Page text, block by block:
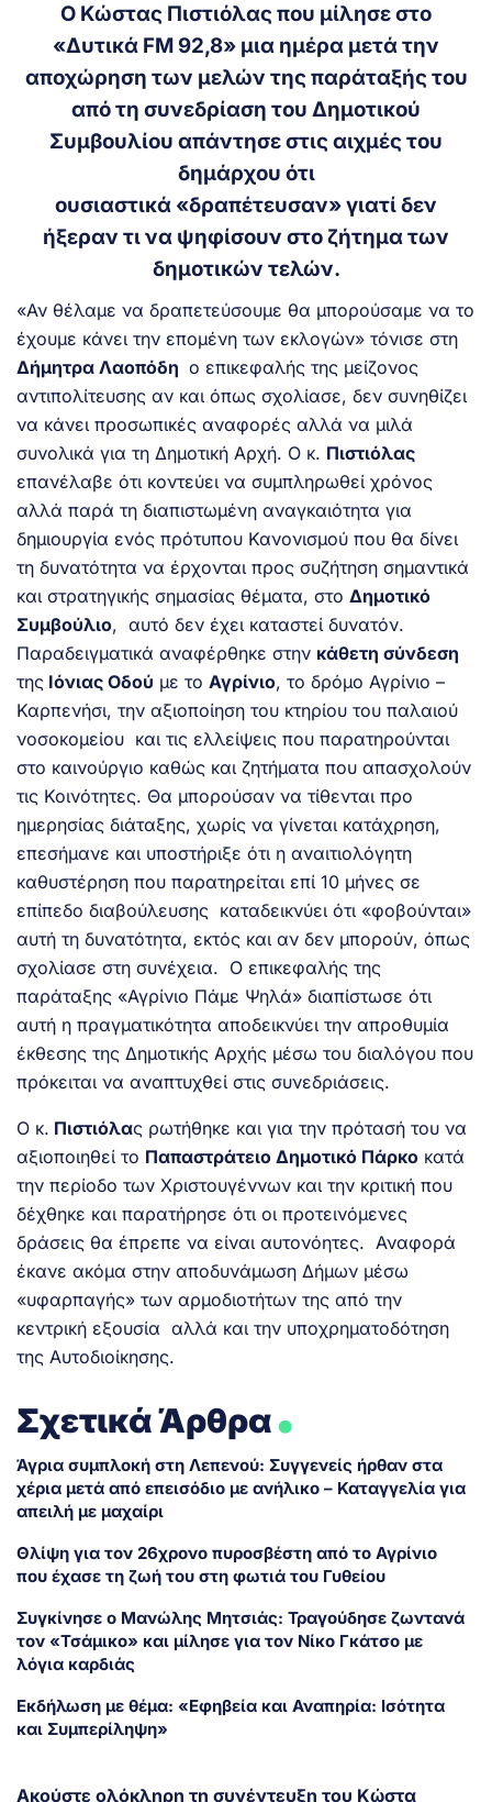
Ο Κώστας Πιστιόλας που μίλησε στο
«Δυτικά FM 92,8» μια ημέρα μετά την
αποχώρηση των μελών της παράταξής του
από τη συνεδρίαση του Δημοτικού
Συμβουλίου απάντησε στις αιχμές του
δημάρχου ότι
ουσιαστικά «δραπέτευσαν» γιατί δεν
ήξεραν τι να ψηφίσουν στο ζήτημα των
δημοτικών τελών.
«Αν θέλαμε να δραπετεύσουμε θα μπορούσαμε να το
έχουμε κάνει την επομένη των εκλογών» τόνισε στη
Δήμητρα Λαοπόδη ο επικεφαλής της μείζονος
αντιπολίτευσης αν και όπως σχολίασε, δεν συνηθίζει
να κάνει προσωπικές αναφορές αλλά να μιλά
συνολικά για τη Δημοτική Αρχή. Ο κ. Πιστιόλας
επανέλαβε ότι κοντεύει να συμπληρωθεί χρόνος
αλλά παρά τη διαπιστωμένη αναγκαιότητα για
δημιουργία ενός πρότυπου Κανονισμού που θα δίνει
τη δυνατότητα να έρχονται προς συζήτηση σημαντικά
και στρατηγικής σημασίας θέματα, στο Δημοτικό
Συμβούλιο, αυτό δεν έχει καταστεί δυνατόν.
Παραδειγματικά αναφέρθηκε στην κάθετη σύνδεση
της Ιόνιας Οδού με το Αγρίνιο, το δρόμο Αγρίνιο –
Καρπενήσι, την αξιοποίηση του κτηρίου του παλαιού
νοσοκομείου και τις ελλείψεις που παρατηρούνται
στο καινούργιο καθώς και ζητήματα που απασχολούν
τις Κοινότητες. Θα μπορούσαν να τίθενται προ
ημερησίας διάταξης, χωρίς να γίνεται κατάχρηση,
επεσήμανε και υποστήριξε ότι η αναιτιολόγητη
καθυστέρηση που παρατηρείται επί 10 μήνες σε
επίπεδο διαβούλευσης καταδεικνύει ότι «φοβούνται»
αυτή τη δυνατότητα, εκτός και αν δεν μπορούν, όπως
σχολίασε στη συνέχεια. Ο επικεφαλής της
παράταξης «Αγρίνιο Πάμε Ψηλά» διαπίστωσε ότι
αυτή η πραγματικότητα αποδεικνύει την απροθυμία
έκθεσης της Δημοτικής Αρχής μέσω του διαλόγου που
πρόκειται να αναπτυχθεί στις συνεδριάσεις.
Ο κ. Πιστιόλας ρωτήθηκε και για την πρότασή του να
αξιοποιηθεί το Παπαστράτειο Δημοτικό Πάρκο κατά
την περίοδο των Χριστουγέννων και την κριτική που
δέχθηκε και παρατήρησε ότι οι προτεινόμενες
δράσεις θα έπρεπε να είναι αυτονόητες. Αναφορά
έκανε ακόμα στην αποδυνάμωση Δήμων μέσω
«υφαρπαγής» των αρμοδιοτήτων της από την
κεντρική εξουσία αλλά και την υποχρηματοδότηση
της Αυτοδιοίκησης.
Σχετικά Άρθρα.
Άγρια συμπλοκή στη Λεπενού: Συγγενείς ήρθαν στα
χέρια μετά από επεισόδιο με ανήλικο – Καταγγελία για
απειλή με μαχαίρι
Θλίψη για τον 26χρονο πυροσβέστη από το Αγρίνιο
που έχασε τη ζωή του στη φωτιά του Γυθείου
Συγκίνησε ο Μανώλης Μητσιάς: Τραγούδησε ζωντανά
τον «Τσάμικο» και μίλησε για τον Νίκο Γκάτσο με
λόγια καρδιάς
Εκδήλωση με θέμα: «Εφηβεία και Αναπηρία: Ισότητα
και Συμπερίληψη»
Ακούστε ολόκληρη τη συνέντευξη του Κώστα